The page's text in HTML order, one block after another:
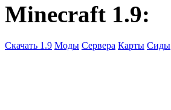
Minecraft 1.9:
Скачать 1.9 Моды Сервера Карты Сиды